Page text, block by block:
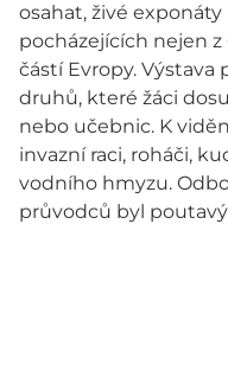
osahat, živé
pocházejících nejen z
částí Evropy. Výstava
druhů, které žáci
nebo učebnic. K
invazní raci, roháči,
vodního hmyzu.
průvodců byl